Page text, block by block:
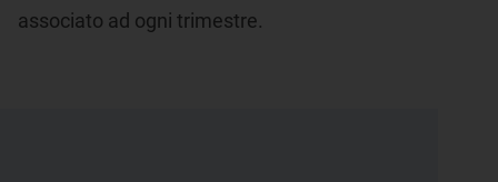
associato ad ogni trimestre.